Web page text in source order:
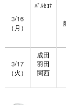
3/16
（月）
ﾊﾞﾙｾﾛﾅ
3/17
（火）
成田
羽田
関西